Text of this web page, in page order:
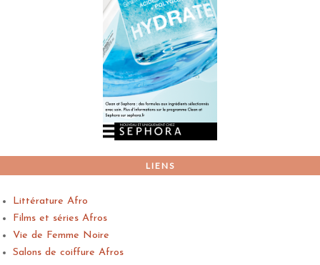
LIENS
Littérature Afro
Films et séries Afros
Vie de Femme Noire
Salons de coiffure Afros